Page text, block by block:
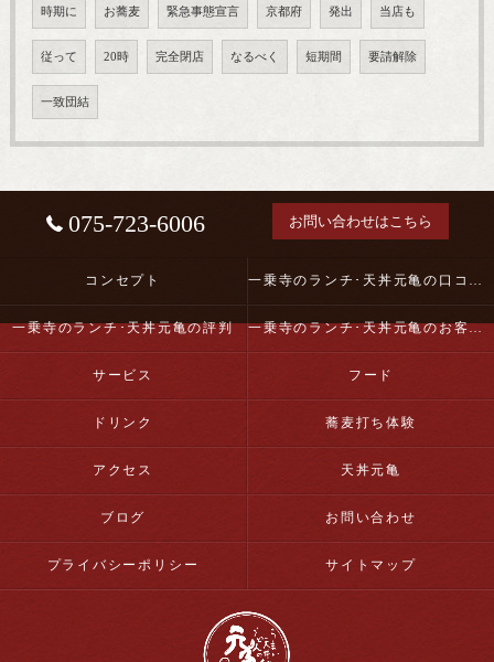
時期に お蕎麦 緊急事態宣言 京都府 発出 当店も
従って 20時 完全閉店 なるべく 短期間 要請解除
一致団結
075-723-6006 お問い合わせはこちら
コンセプト 一乗寺のランチ･天丼元亀の口コミ情報
一乗寺のランチ･天丼元亀の評判 一乗寺のランチ･天丼元亀のお客様の声
サービス フード
ドリンク 蕎麦打ち体験
アクセス 天丼元亀
ブログ お問い合わせ
プライバシーポリシー サイトマップ